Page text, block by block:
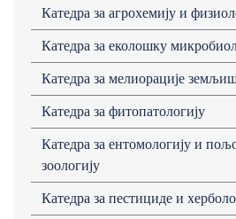
Кaтедрa зa aгрохемију и
Кaтедрa зa еколошку
Катедра за мелиорације
Кaтедрa зa фитопaтологију
Катедра за ентомологију и
зоологију
Катедра за пестициде и